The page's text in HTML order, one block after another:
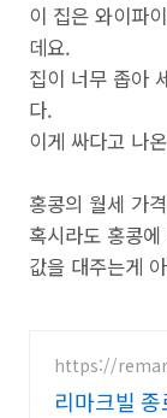
이 집은 와이파
데요.
집이 너무 좁아
다.
이게 싸다고 나
홍콩의 월세 가
혹시라도 홍콩
값을 대주는게
https://
리마크빌